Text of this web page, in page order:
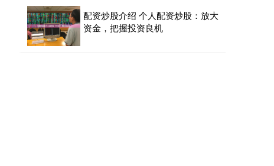
配资炒股介绍 个人配资炒股：放大
资金，把握投资良机